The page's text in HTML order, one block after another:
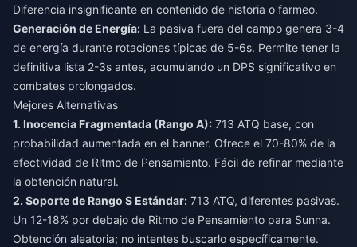
Diferencia insignificante en contenido de historia o farmeo.
Generación de Energía: La pasiva fuera del campo genera 3-4
de energía durante rotaciones típicas de 5-6s. Permite tener la
definitiva lista 2-3s antes, acumulando un DPS significativo en
combates prolongados.
Mejores Alternativas
1. Inocencia Fragmentada (Rango A): 713 ATQ base, con
probabilidad aumentada en el banner. Ofrece el 70-80% de la
efectividad de Ritmo de Pensamiento. Fácil de refinar mediante
la obtención natural.
2. Soporte de Rango S Estándar: 713 ATQ, diferentes pasivas.
Un 12-18% por debajo de Ritmo de Pensamiento para Sunna.
Obtención aleatoria; no intentes buscarlo específicamente.